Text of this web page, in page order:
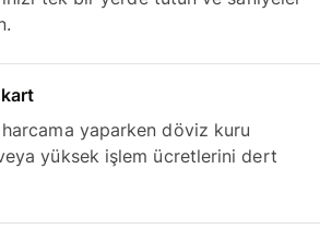
harcama yaparken döviz kuru
veya yüksek işlem ücretlerini dert